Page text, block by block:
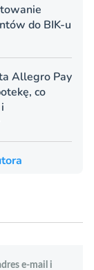
do BIK-u
Allegro Pay
co
e-mail i